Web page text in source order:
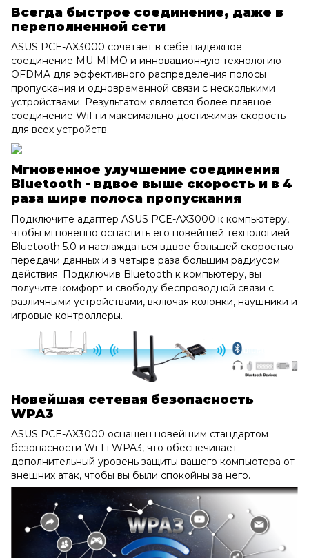
Всегда быстрое соединение, даже в
переполненной сети
ASUS PCE-AX3000 сочетает в себе надежное
соединение MU-MIMO и инновационную технологию
OFDMA для эффективного распределения полосы
пропускания и одновременной связи с несколькими
устройствами. Результатом является более плавное
соединение WiFi и максимально достижимая скорость
для всех устройств.
Мгновенное улучшение соединения
Bluetooth - вдвое выше скорость и в 4
раза шире полоса пропускания
Подключите адаптер ASUS PCE-AX3000 к компьютеру,
чтобы мгновенно оснастить его новейшей технологией
Bluetooth 5.0 и наслаждаться вдвое большей скоростью
передачи данных и в четыре раза большим радиусом
действия. Подключив Bluetooth к компьютеру, вы
получите комфорт и свободу беспроводной связи с
различными устройствами, включая колонки, наушники и
игровые контроллеры.
Новейшая сетевая безопасность
WPA3
ASUS PCE-AX3000 оснащен новейшим стандартом
безопасности Wi-Fi WPA3, что обеспечивает
дополнительный уровень защиты вашего компьютера от
внешних атак, чтобы вы были спокойны за него.